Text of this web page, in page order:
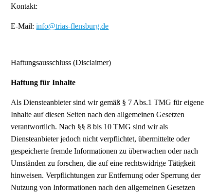
Kontakt:
E-Mail:info@trias-flensburg.de
Haftungsausschluss (Disclaimer)
Haftung für Inhalte
Als Diensteanbieter sind wir gemäß § 7 Abs.1 TMG für eigene
Inhalte auf diesen Seiten nach den allgemeinen Gesetzen
verantwortlich. Nach §§ 8 bis 10 TMG sind wir als
Diensteanbieter jedoch nicht verpflichtet, übermittelte oder
gespeicherte fremde Informationen zu überwachen oder nach
Umständen zu forschen, die auf eine rechtswidrige Tätigkeit
hinweisen. Verpflichtungen zur Entfernung oder Sperrung der
Nutzung von Informationen nach den allgemeinen Gesetzen